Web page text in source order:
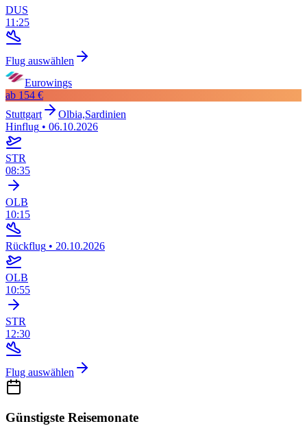
DUS
11:25
Flug auswählen
Eurowings
ab 154 €
Stuttgart
Olbia,Sardinien
Hinflug • 06.10.2026
STR
08:35
OLB
10:15
Rückflug • 20.10.2026
OLB
10:55
STR
12:30
Flug auswählen
Günstigste Reisemonate